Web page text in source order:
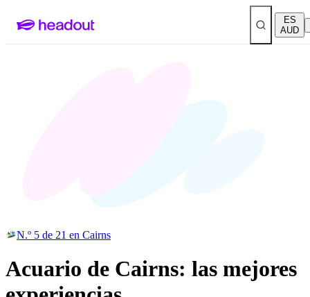
ES
AUD
N.º 5 de 21 en Cairns
Acuario de Cairns: las mejores